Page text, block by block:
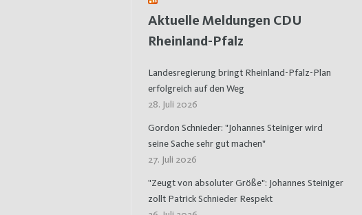
Aktuelle Meldungen CDU
Rheinland-Pfalz
Landesregierung bringt Rheinland-Pfalz-Plan
erfolgreich auf den Weg
28. Juli 2026
Gordon Schnieder: "Johannes Steiniger wird
seine Sache sehr gut machen"
27. Juli 2026
"Zeugt von absoluter Größe": Johannes Steiniger
zollt Patrick Schnieder Respekt